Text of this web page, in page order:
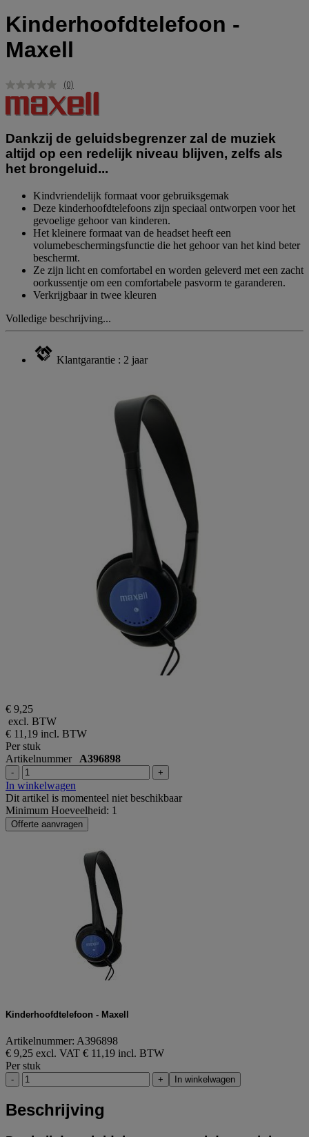
Kinderhoofdtelefoon -
Maxell
Geen
scorewaarde.
Dezelfde
(0)
Dankzij de geluidsbegrenzer zal de muziek
altijd op een redelijk niveau blijven, zelfs als
het brongeluid...
Kindvriendelijk formaat voor gebruiksgemak
Deze kinderhoofdtelefoons zijn speciaal ontworpen voor het
gevoelige gehoor van kinderen.
Het kleinere formaat van de headset heeft een
volumebeschermingsfunctie die het gehoor van het kind beter
beschermt.
Ze zijn licht en comfortabel en worden geleverd met een zacht
oorkussentje om een comfortabele pasvorm te garanderen.
Verkrijgbaar in twee kleuren
Volledige beschrijving...
Klantgarantie : 2 jaar
€ 9,25
excl. BTW
€ 11,19 incl. BTW
Per stuk
Artikelnummer A396898
- +
In winkelwagen
Dit artikel is momenteel niet beschikbaar
Minimum Hoeveelheid: 1
Offerte aanvragen
Kinderhoofdtelefoon - Maxell
Artikelnummer: A396898
€ 9,25 excl. VAT € 11,19 incl. BTW
Per stuk
- + In winkelwagen
Beschrijving